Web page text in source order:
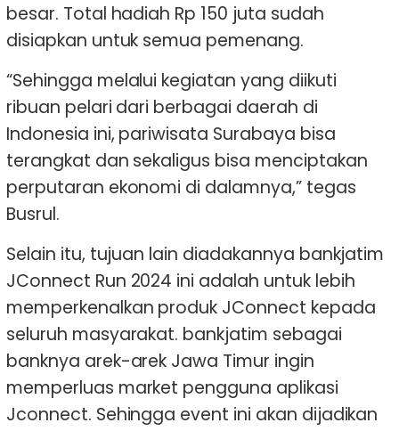
besar. Total hadiah Rp 150 juta sudah
disiapkan untuk semua pemenang.
“Sehingga melalui kegiatan yang diikuti
ribuan pelari dari berbagai daerah di
Indonesia ini, pariwisata Surabaya bisa
terangkat dan sekaligus bisa menciptakan
perputaran ekonomi di dalamnya,” tegas
Busrul.
Selain itu, tujuan lain diadakannya bankjatim
JConnect Run 2024 ini adalah untuk lebih
memperkenalkan produk JConnect kepada
seluruh masyarakat. bankjatim sebagai
banknya arek-arek Jawa Timur ingin
memperluas market pengguna aplikasi
Jconnect. Sehingga event ini akan dijadikan